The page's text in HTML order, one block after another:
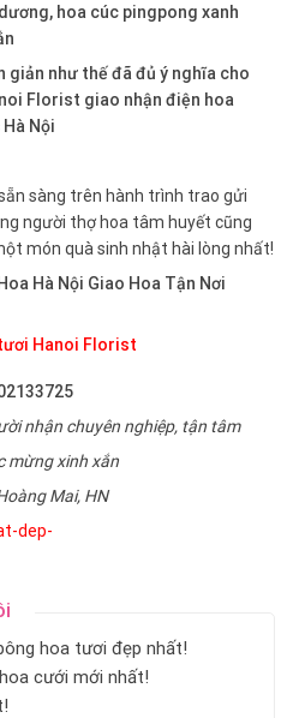
hoa cúc pingpong xanh
giản như thế đã đủ ý nghĩa cho
Florist giao nhận điện hoa
Nội
sàng trên hành trình trao gửi
người thợ hoa tâm huyết cũng
món quà sinh nhật hài lòng nhất!
Hà Nội Giao Hoa Tận Nơi
Hanoi Florist
nhận chuyên nghiệp, tận tâm
mừng xinh xắn
Mai, HN
hoa tươi đẹp nhất!
cưới mới nhất!